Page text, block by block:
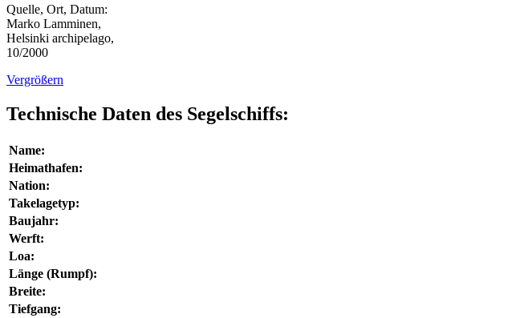
Quelle, Ort, Datum:
Marko Lamminen,
Helsinki archipelago,
10/2000
Vergrößern
Technische Daten des Segelschiffs:
Name:
Heimathafen:
Nation:
Takelagetyp:
Baujahr:
Werft:
Loa:
Länge (Rumpf):
Breite:
Tiefgang: